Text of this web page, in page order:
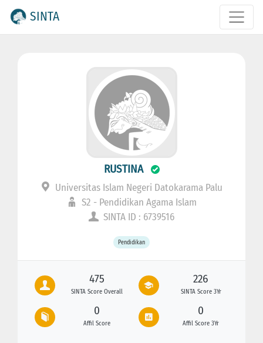
SINTA
RUSTINA
Universitas Islam Negeri Datokarama Palu
S2 - Pendidikan Agama Islam
SINTA ID : 6739516
Pendidikan
475
SINTA Score Overall
226
SINTA Score 3Yr
0
Affil Score
0
Affil Score 3Yr